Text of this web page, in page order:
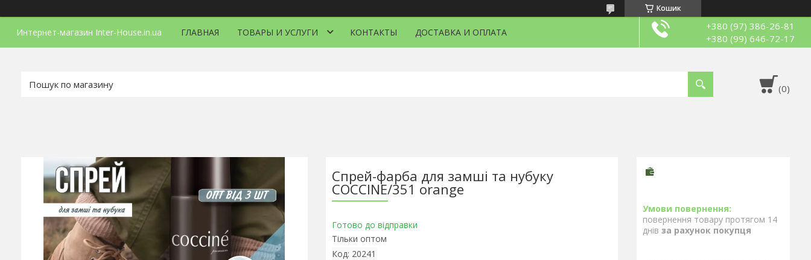
Кошик
Интернет-магазин Inter-House.in.ua ГЛАВНАЯ ТОВАРЫ И УСЛУГИ КОНТАКТЫ ДОСТАВКА И ОПЛАТА
+380 (97) 386-26-81
+380 (99) 646-72-17
Спрей-фарба для замші та нубуку
COCCINE/351 orange
Готово до відправки
Тільки оптом
Код: 20241
повернення товару протягом 14
днів за рахунок покупця